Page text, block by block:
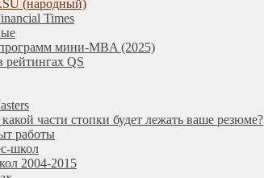
(народный)
Times
мини-MBA (2025)
рейтингах QS
части стопки будет лежать ваше резюме?
работы
школ
2004-2015